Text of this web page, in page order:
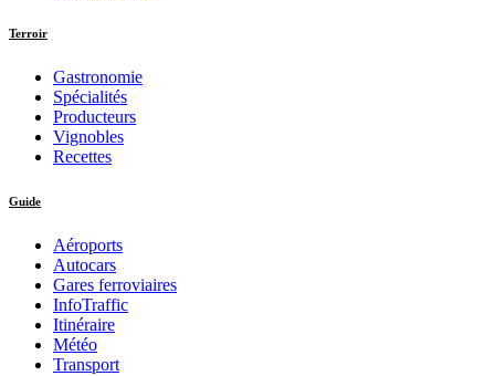
Terroir
Gastronomie
Spécialités
Producteurs
Vignobles
Recettes
Guide
Aéroports
Autocars
Gares ferroviaires
InfoTraffic
Itinéraire
Météo
Transport